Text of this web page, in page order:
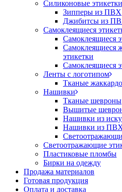
Силиконовые
Зипперы из ПВХ
Джибитсы из
Самоклеящиеся
Самоклеящиеся
Самоклеящиеся
этикетки
Самоклеящиеся
Ленты с логотипом
Тканые
Нашивки
Тканые шевроны
Вышитые
Нашивки из
Нашивки из
Светоотражающие
Пластиковые пломбы
Бирки на одежду
Продажа материалов
Готовая продукция
Оплата и доставка